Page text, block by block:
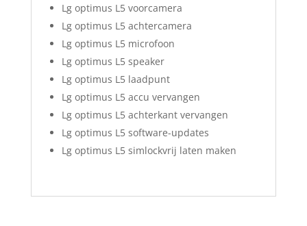
Lg optimus L5 voorcamera
Lg optimus L5 achtercamera
Lg optimus L5 microfoon
Lg optimus L5 speaker
Lg optimus L5 laadpunt
Lg optimus L5 accu vervangen
Lg optimus L5 achterkant vervangen
Lg optimus L5 software-updates
Lg optimus L5 simlockvrij laten maken